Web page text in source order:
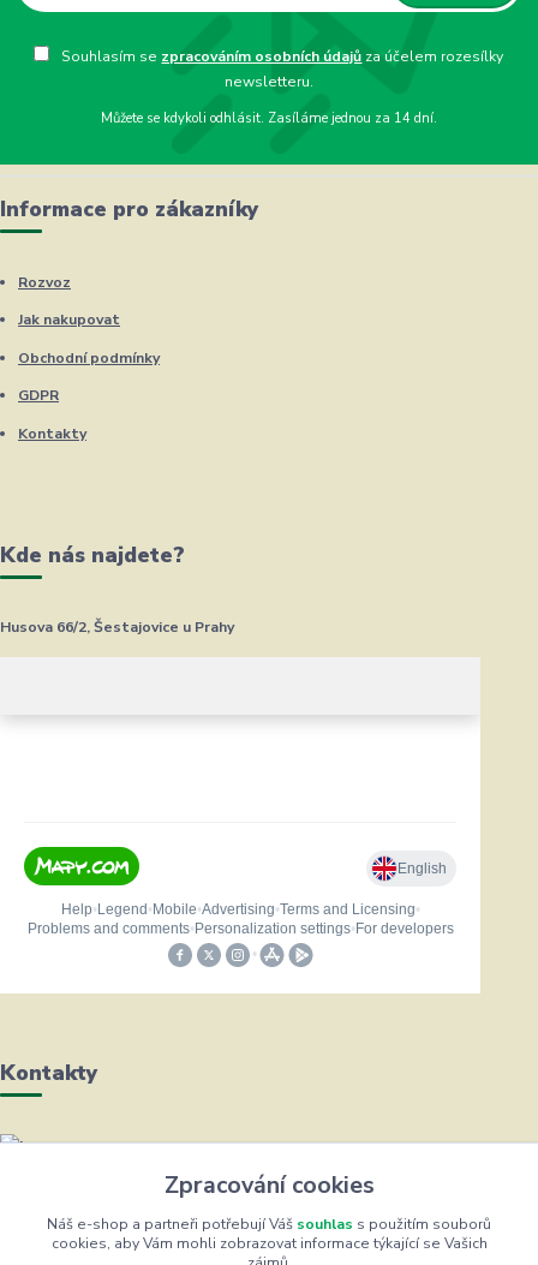
Souhlasím se zpracováním osobních údajů za účelem rozesílky
newsletteru.
Můžete se kdykoli odhlásit. Zasíláme jednou za 14 dní.
Informace pro zákazníky
Rozvoz
Jak nakupovat
Obchodní podmínky
GDPR
Kontakty
Kde nás najdete?
Husova 66/2, Šestajovice u Prahy
Kontakty
Helena Bayerová
+420 604 711 491
(Po-Čt, 8-16 hod.)
Zpracování cookies
Náš e-shop a partneři potřebují Váš souhlas s použitím souborů
cookies, aby Vám mohli zobrazovat informace týkající se Vašich